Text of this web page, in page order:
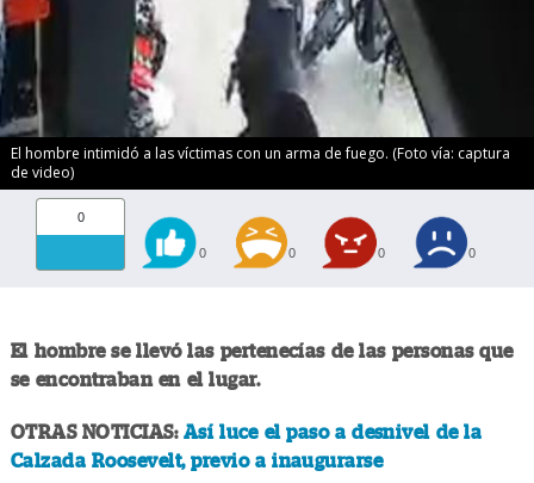
El hombre intimidó a las víctimas con un arma de fuego. (Foto vía: captura
de video)
0
0 0 0 0
El hombre se llevó las pertenecías de las personas que
se encontraban en el lugar.
OTRAS NOTICIAS: Así luce el paso a desnivel de la
Calzada Roosevelt, previo a inaugurarse